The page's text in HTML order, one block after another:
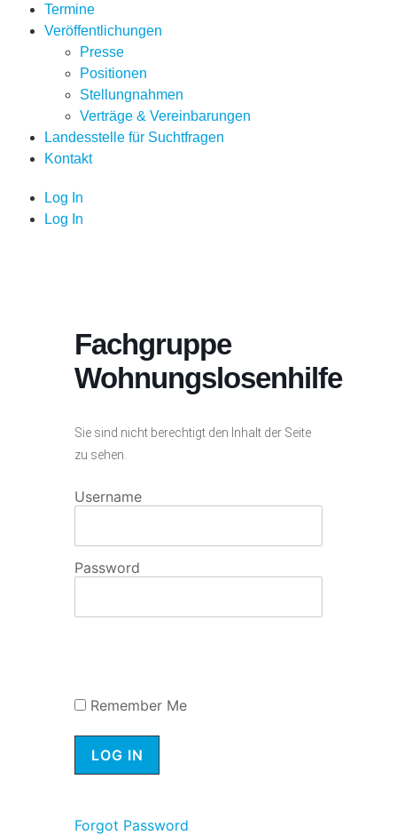
Termine
Veröffentlichungen
Presse
Positionen
Stellungnahmen
Verträge & Vereinbarungen
Landesstelle für Suchtfragen
Kontakt
Log In
Log In
Fachgruppe
Wohnungslosenhilfe
Sie sind nicht berechtigt den Inhalt der Seite
zu sehen.
Username
Password
Remember Me
Forgot Password